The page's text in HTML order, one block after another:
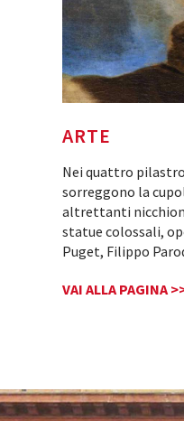
ARTE
Nei quattro
sorreggono la
altrettanti
statue colossali,
Puget, Filippo
VAI ALLA PAGINA